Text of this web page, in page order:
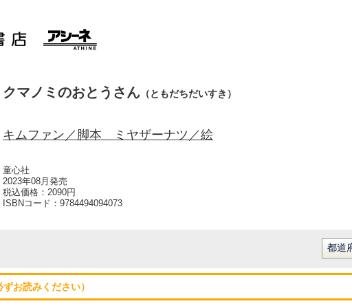
クマノミのおとうさん （ともだちだいすき）
キムファン／脚本 ミヤザーナツ／絵
童心社
2023年08月発売
税込価格：2090円
ISBNコード： 9784494094073
お読みください）